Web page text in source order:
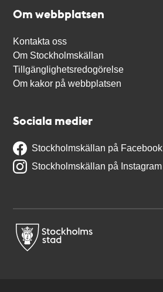
Om webbplatsen
Kontakta oss
Om Stockholmskällan
Tillgänglighetsredogörelse
Om kakor på webbplatsen
Sociala medier
Stockholmskällan på Facebook
Stockholmskällan på Instagram